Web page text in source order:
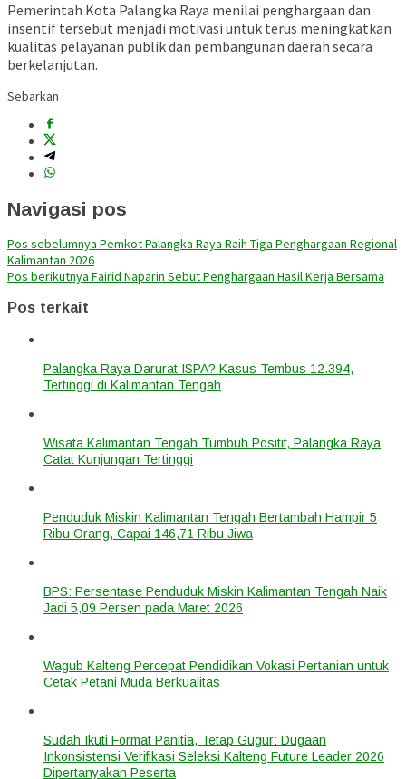
Pemerintah Kota Palangka Raya menilai penghargaan dan
insentif tersebut menjadi motivasi untuk terus meningkatkan
kualitas pelayanan publik dan pembangunan daerah secara
berkelanjutan.
Sebarkan
Navigasi pos
Pos sebelumnya Pemkot Palangka Raya Raih Tiga Penghargaan Regional
Kalimantan 2026
Pos berikutnya Fairid Naparin Sebut Penghargaan Hasil Kerja Bersama
Pos terkait
Palangka Raya Darurat ISPA? Kasus Tembus 12.394,
Tertinggi di Kalimantan Tengah
Wisata Kalimantan Tengah Tumbuh Positif, Palangka Raya
Catat Kunjungan Tertinggi
Penduduk Miskin Kalimantan Tengah Bertambah Hampir 5
Ribu Orang, Capai 146,71 Ribu Jiwa
BPS: Persentase Penduduk Miskin Kalimantan Tengah Naik
Jadi 5,09 Persen pada Maret 2026
Wagub Kalteng Percepat Pendidikan Vokasi Pertanian untuk
Cetak Petani Muda Berkualitas
Sudah Ikuti Format Panitia, Tetap Gugur: Dugaan
Inkonsistensi Verifikasi Seleksi Kalteng Future Leader 2026
Dipertanyakan Peserta